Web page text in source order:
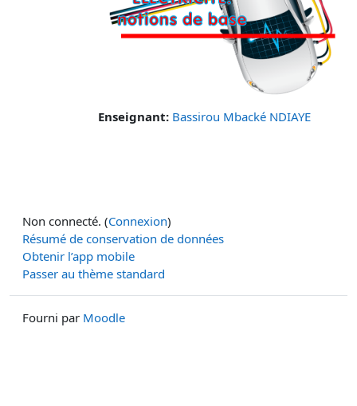
Enseignant: Bassirou Mbacké NDIAYE
Non connecté. (Connexion)
Résumé de conservation de données
Obtenir l’app mobile
Passer au thème standard
Fourni par Moodle